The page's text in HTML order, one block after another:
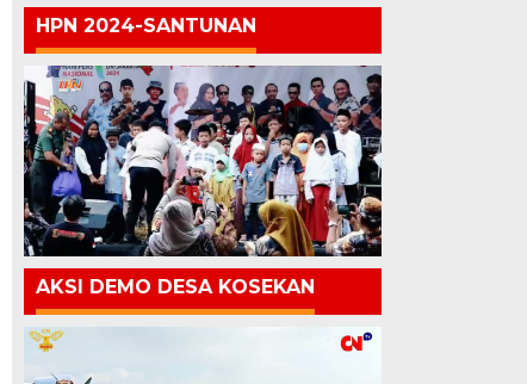
HPN 2024-SANTUNAN
AKSI DEMO DESA KOSEKAN